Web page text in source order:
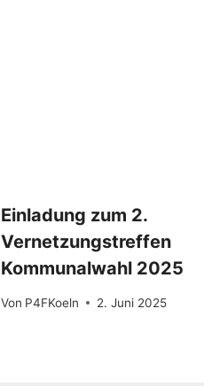
Einladung zum 2.
Vernetzungstreffen
Kommunalwahl 2025
Von P4FKoeln 2. Juni 2025